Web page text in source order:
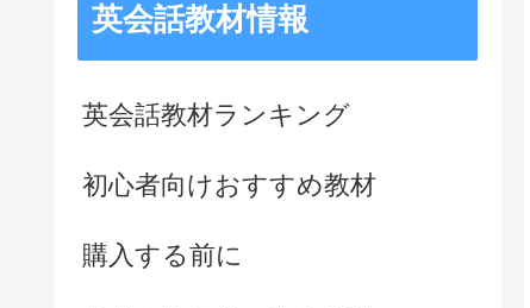
英会話教材情報
英会話教材ランキング
初心者向けおすすめ教材
購入する前に